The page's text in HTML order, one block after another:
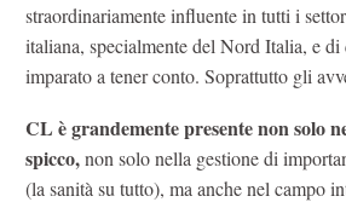
straordinariamente influente in tutti i
italiana, specialmente del Nord Italia, e
imparato a tener conto. Soprattutto gli
CL è grandemente presente non solo
spicco,non solo nella gestione di
(la sanità su tutto), ma anche nel campo